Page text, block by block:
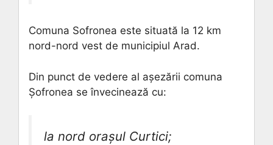
Comuna Sofronea este situată la 12 km
nord-nord vest de municipiul Arad.
Din punct de vedere al aşezării comuna
Şofronea se învecinează cu:
la nord oraşul Curtici;